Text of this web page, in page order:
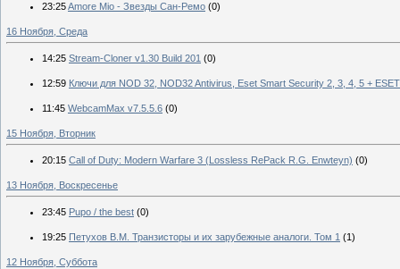
23:25Amore Mio - Звезды Сан-Ремо (0)
16 Ноября, Среда
14:25 Stream-Cloner v1.30 Build 201 (0)
12:59 Ключи для NOD 32, NOD32 Antivirus, Eset Smart Security 2, 3, 4, 5 +
11:45 WebcamMax v7.5.5.6 (0)
15 Ноября, Вторник
20:15 Call of Duty: Modern Warfare 3 (Lossless RePack R.G. Enwteyn) (0)
13 Ноября, Воскресенье
23:45 Pupo / the best (0)
19:25 Петухов В.М. Транзисторы и их зарубежные аналоги. Том 1 (1)
12 Ноября, Суббота